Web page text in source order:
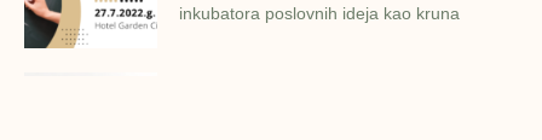
inkubatora poslovnih ideja kao kruna